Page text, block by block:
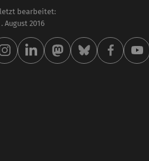
bearbeitet:
August 2016